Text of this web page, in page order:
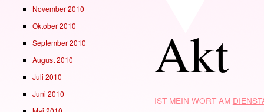
Akt
IST MEIN WORT AM
November 2010
Oktober 2010
September 2010
August 2010
Juli 2010
Juni 2010